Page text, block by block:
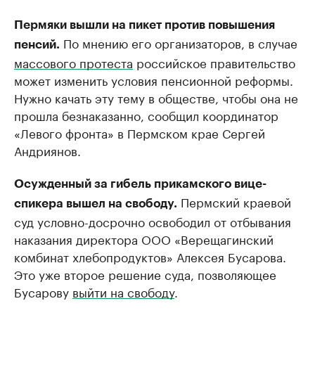
Пермяки вышли на пикет против повышения
пенсий. По мнению его организаторов, в случае
массового протеста российское правительство
может изменить условия пенсионной реформы.
Нужно качать эту тему в обществе, чтобы она не
прошла безнаказанно, сообщил координатор
«Левого фронта» в Пермском крае Сергей
Андриянов.
Осужденный за гибель прикамского вице-
спикера вышел на свободу. Пермский краевой
суд условно-досрочно освободил от отбывания
наказания директора ООО «Верещагинский
комбинат хлебопродуктов» Алексея Бусарова.
Это уже второе решение суда, позволяющее
Бусарову выйти на свободу.